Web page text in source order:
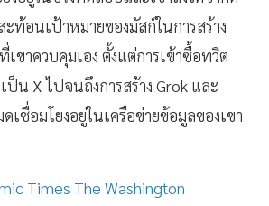
ะท้อนเป้าหมายของมัสก์ในการสร้าง
ขาควบคุมเอง ตั้งแต่การเข้าซื้อทวิต
น X ไปจนถึงการสร้าง Grok และ
เชื่อมโยงอยู่ในเครือข่ายข้อมูลของเขา
Times The Washington